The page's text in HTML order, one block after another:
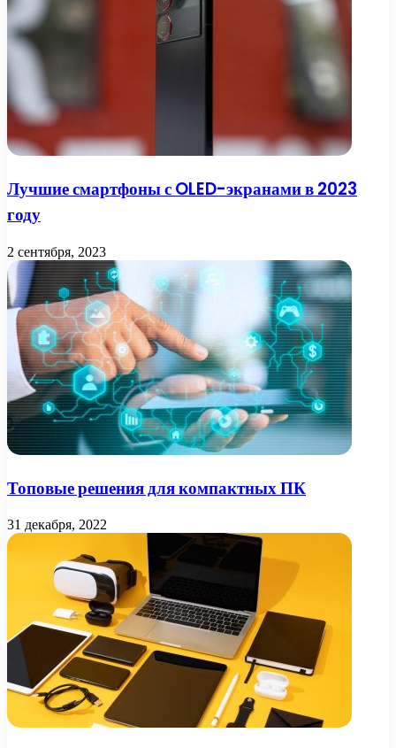
Лучшие смартфоны с OLED-экранами в 2023
году
2 сентября, 2023
Топовые решения для компактных ПК
31 декабря, 2022